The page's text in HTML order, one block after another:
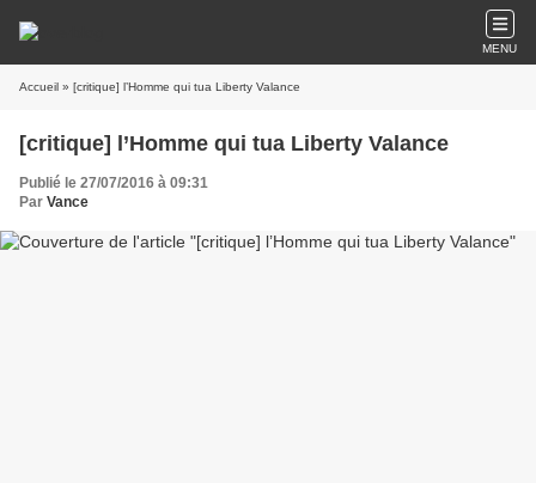
MENU
Accueil » [critique] l’Homme qui tua Liberty Valance
[critique] l’Homme qui tua Liberty Valance
Publié le 27/07/2016 à 09:31
Par Vance